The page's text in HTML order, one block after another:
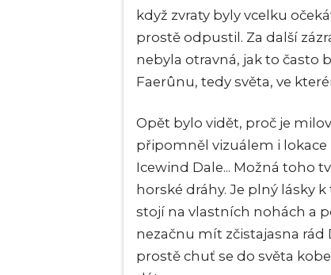
když zvraty byly vcelku
prostě odpustil. Za další
nebyla otravná, jak to často
Faerûnu, tedy světa, ve
Opět bylo vidět, proč je
připomněl vizuálem i
Icewind Dale... Možná toho
horské dráhy. Je plný lásky
stojí na vlastních nohách a
nezačnu mít zčistajasna rád
prostě chuť se do světa